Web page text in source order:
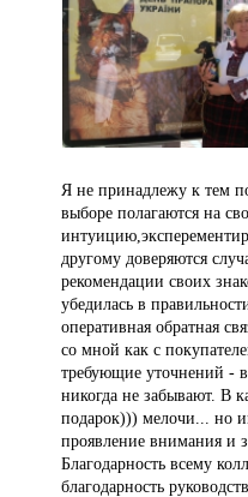
Я не принадлежу к тем
выборе полагаются на
другому доверяются
рекомендации своих
убедилась в
оперативная обратная
со мной как с
требующие уточнений -
никогда не забывают. В
подарок))) мелочи... но
проявление внимания и
Благодарность всему
благодарность